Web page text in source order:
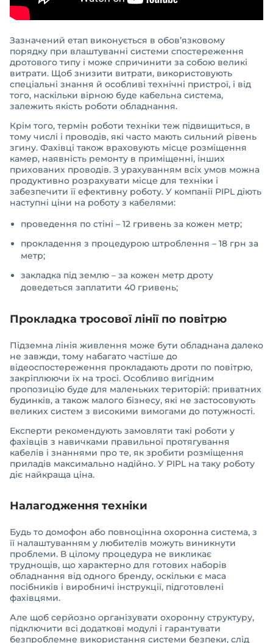
Зазначений етап виконується в обов’язковому
порядку при влаштуванні системи спостереження
дротового типу і може спричинити за собою великі
витрати. Щоб знизити витрати, використовують
спеціальні знання й особливі технічні пристрої, і від
того, наскільки вірною буде кабельна система,
залежить якість роботи обладнання.
Крім того, термін роботи техніки теж підвищиться, в
тому числі і проводів, які часто мають сильний рівень
згину. Фахівці також враховують місце розміщення
камер, наявність ремонту в приміщенні, інших
прихованих проводів. З урахуванням всіх умов можна
продуктивно розрахувати місце для техніки і
забезпечити її ефективну роботу. У компанії PIPL діють
наступні ціни на роботу з кабелями:
проведення по стіні – 12 гривень за кожен метр;
прокладення з процедурою штроблення – 18 грн за
метр;
закладка під землю – за кожен метр дроту
доведеться заплатити 40 гривень;
Прокладка тросової лінії по повітрю
Підземна лінія живлення може бути обладнана далеко
не завжди, тому набагато частіше до
відеоспостереження прокладають дроти по повітрю,
закріплюючи їх на тросі. Особливо вигідним
пропозицію буде для маленьких територій: приватних
будинків, а також малого бізнесу, які не застосовують
великих систем з високими вимогами до потужності.
Експерти рекомендують замовляти такі роботи у
фахівців з навичками правильної протягування
кабелів і знаннями про те, як зробити розміщення
приладів максимально надійно. У PIPL на таку роботу
діє найкраща ціна.
Налагодження техніки
Будь то домофон або повноцінна охоронна система, з
її налаштуванням у любителів можуть виникнути
проблеми. В цілому процедура не викликає
труднощів, що характерно для готових наборів
обладнання від одного бренду, оскільки є маса
посібників і виробничі інструкції, підготовлені
фахівцями.
Але щоб серйозно організувати охоронну структуру,
підключити всі додаткові модулі і гарантувати
безпроблемне використання системи безпеки, слід